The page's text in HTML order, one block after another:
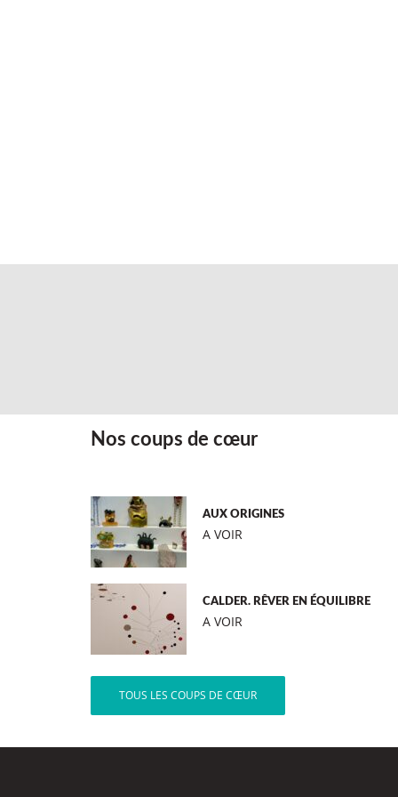
Nos coups de cœur
AUX ORIGINES
A VOIR
CALDER. RÊVER EN ÉQUILIBRE
A VOIR
TOUS LES COUPS DE CŒUR